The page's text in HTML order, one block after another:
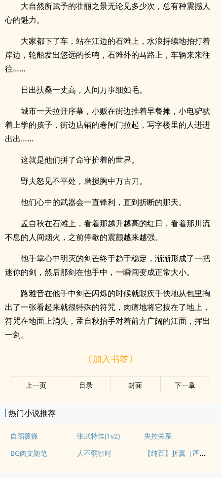
大自然所赋予的壮丽之景无论见多少次，总有种震撼人
心的魅力。
大家都下了车，站在江边的石滩上，水浪持续地拍打着
岸边，轮船发出悠远的长鸣，石滩外的马路上，车辆来来往
往……
日出扶桑一丈高，人间万事细如毛。
城市一天拉开序幕，小贩在街边推着早餐摊，小电驴驮
着上学的孩子，街边店铺的卷闸门拉起，写字楼里的人进进
出出……
这就是他们拼了命守护着的世界。
野夫怒见不平处，磨损胸中万古刀。
他们心中的武器会一直锋利，直到折断的那天。
孟自秋在石滩上，看着那越升越高的红日，看着那川流
不息的人间烟火，之前停歇的震颤越来越强。
他手掌心中明灭的剑芒终于趋于稳定，渐渐形成了一把
迷你的剑，然后那剑在他手中，一瞬间变成正常大小。
路雅音在他手中剑芒闪烁的时候就眼疾手快地从包里掏
出了一张看起来就很特殊的符咒，肉痛地将它按在了地上，
符咒在地面上消失，孟自秋抬手对着前方广阔的江面，挥出
一剑。
〔加入书签〕
上一页 目录 封面 下一章
热门小说推荐
自蹈覆辙 张武特佳(1v2)
失控关系
BG肉文随笔
人不弱智时 【纯百】折翼（严厉上司是小鸟）